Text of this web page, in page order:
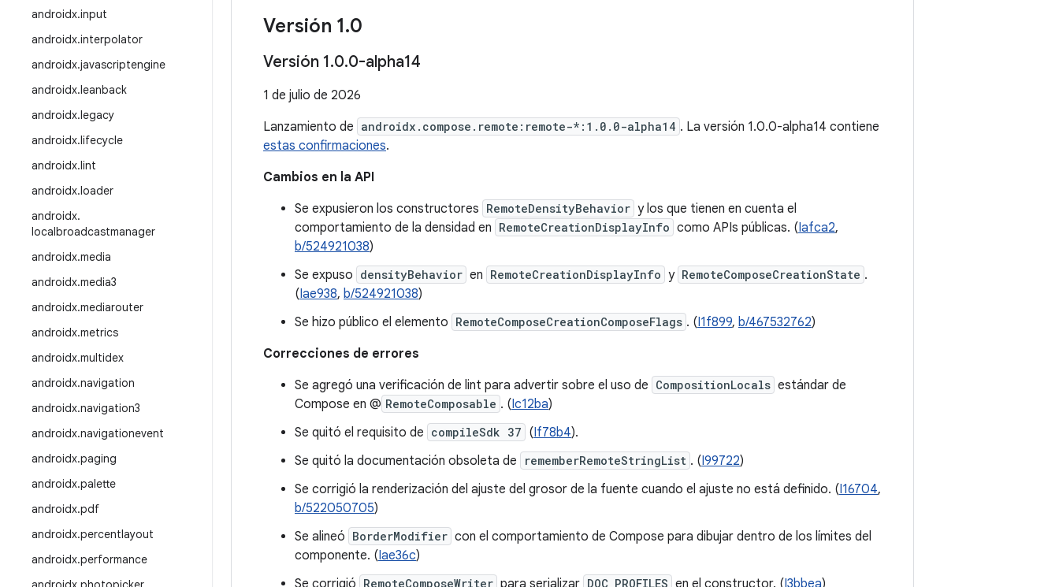
androidx.input
androidx.interpolator
androidx.javascriptengine
androidx.leanback
androidx.legacy
androidx.lifecycle
androidx.lint
androidx.loader
androidx.
localbroadcastmanager
androidx.media
androidx.media3
androidx.mediarouter
androidx.metrics
androidx.multidex
androidx.navigation
androidx.navigation3
androidx.navigationevent
androidx.paging
androidx.palette
androidx.pdf
androidx.percentlayout
androidx.performance
Versión 1.0
Versión 1.0.0-alpha14
1 de julio de 2026
Lanzamiento de androidx.compose.remote:remote-*:1.0.0-alpha14 . La versión 1.0.0-alpha14 contiene
estas confirmaciones.
Cambios en la API
Se expusieron los constructores RemoteDensityBehavior y los que tienen en cuenta el
comportamiento de la densidad en RemoteCreationDisplayInfo como APIs públicas. (Iafca2,
b/524921038)
Se expuso densityBehavior en RemoteCreationDisplayInfo y RemoteComposeCreationState .
(Iae938, b/524921038)
Se hizo público el elemento RemoteComposeCreationComposeFlags . (I1f899, b/467532762)
Correcciones de errores
Se agregó una verificación de lint para advertir sobre el uso de CompositionLocals estándar de
Compose en @ RemoteComposable . (Ic12ba)
Se quitó el requisito de compileSdk 37 (If78b4).
Se quitó la documentación obsoleta de
rememberRemoteStringList . (I99722)
Se corrigió la renderización del ajuste del grosor de la fuente cuando el ajuste no está definido. (I16704,
b/522050705)
Se alineó BorderModifier con el comportamiento de Compose para dibujar dentro de los límites del
componente. (Iae36c)
Se corrigió RemoteComposeWriter para serializar DOC_PROFILES en el constructor. (I3bbea)